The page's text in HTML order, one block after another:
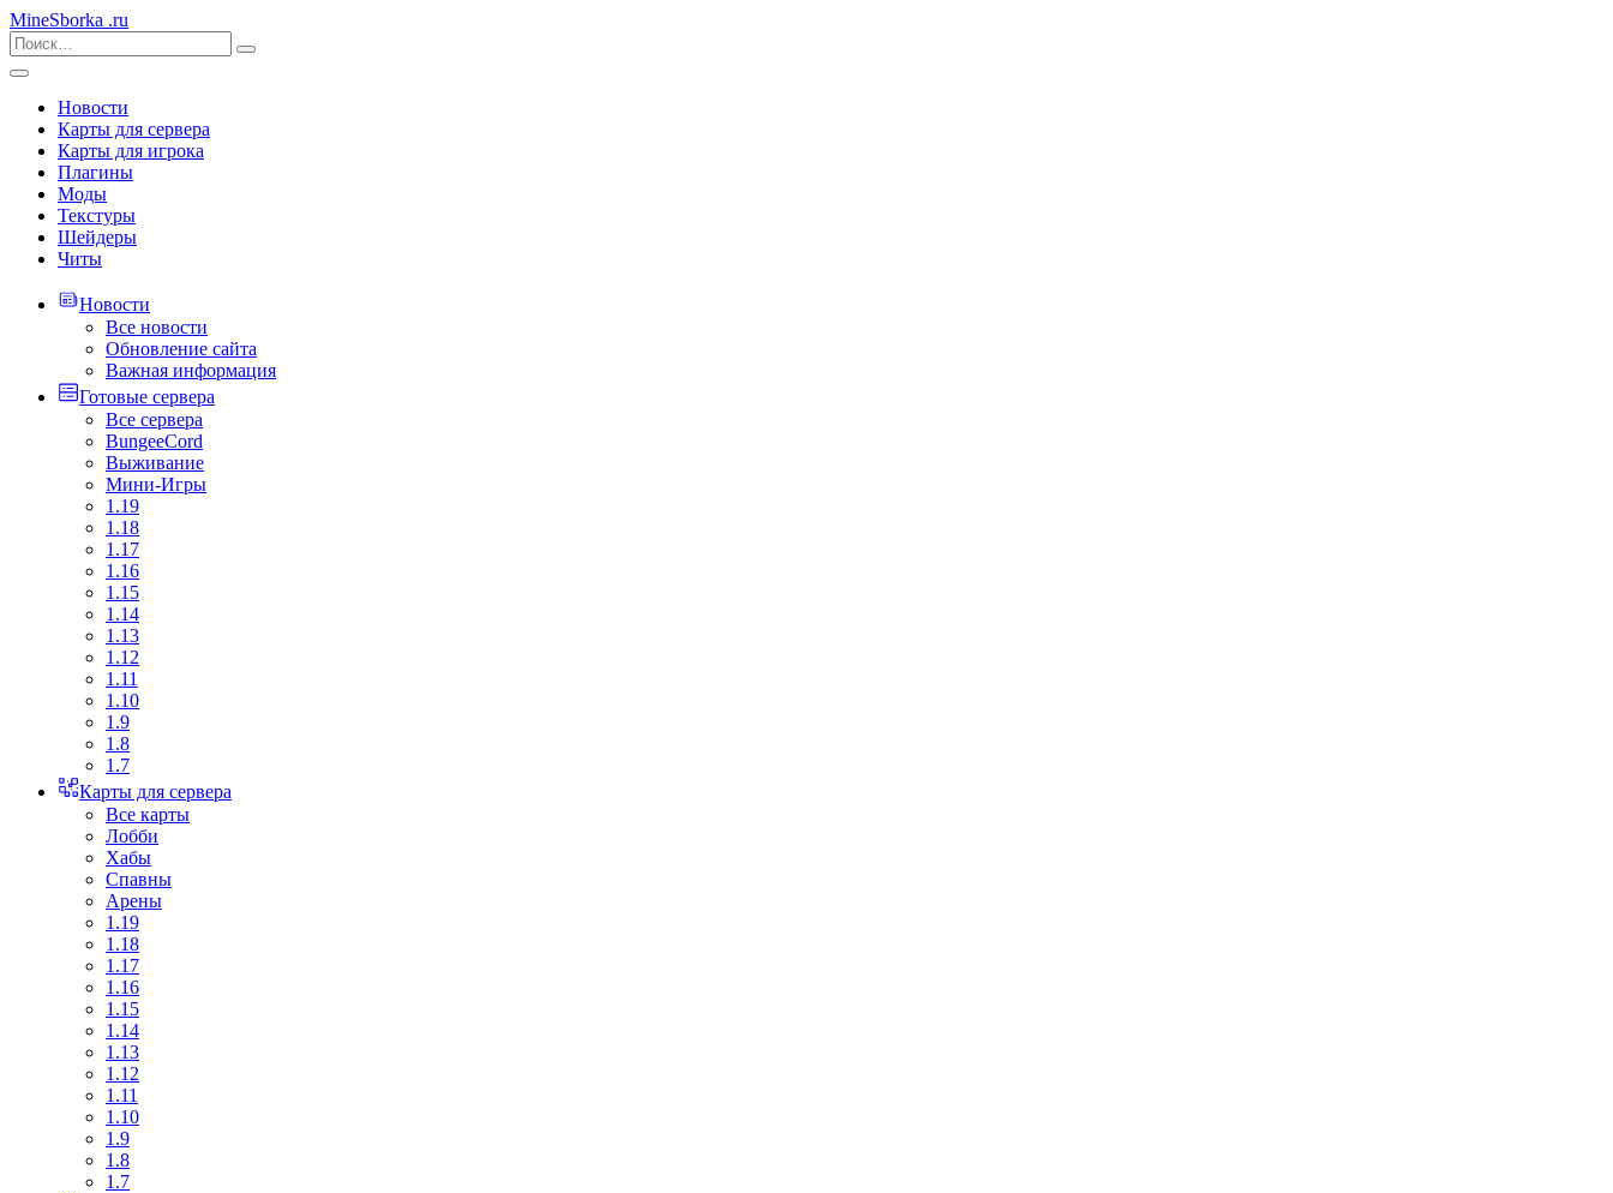
MineSborka .ru
Новости
Карты для сервера
Карты для игрока
Плагины
Моды
Текстуры
Шейдеры
Читы
Новости
Все новости
Обновление сайта
Важная информация
Готовые сервера
Все сервера
BungeeCord
Выживание
Мини-Игры
1.19
1.18
1.17
1.16
1.15
1.14
1.13
1.12
1.11
1.10
1.9
1.8
1.7
Карты для сервера
Все карты
Лобби
Хабы
Спавны
Арены
1.19
1.18
1.17
1.16
1.15
1.14
1.13
1.12
1.11
1.10
1.9
1.8
1.7